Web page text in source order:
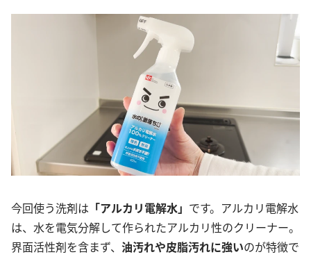
今回使う洗剤は 「アルカリ電解水」 です。アルカリ電解水
は、水を電気分解して作られたアルカリ性のクリーナー。
界面活性剤を含まず、 油汚れや皮脂汚れに強いのが特徴で